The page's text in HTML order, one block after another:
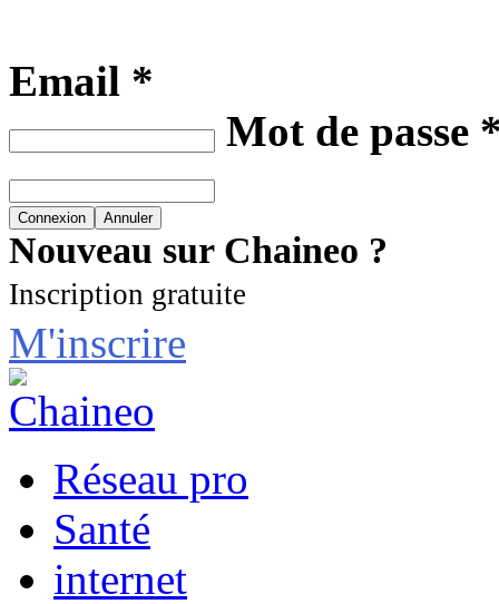
Email *
Mot de passe
Nouveau sur Chaineo ?
Inscription gratuite
M'inscrire
Réseau pro
Santé
internet